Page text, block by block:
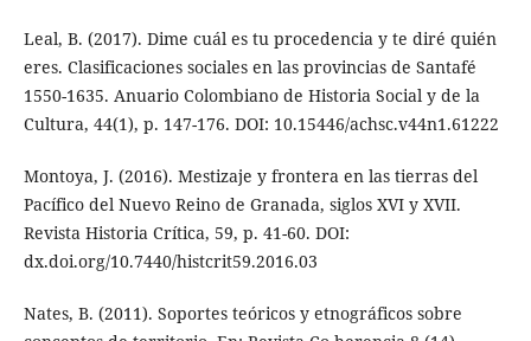
Leal, B. (2017). Dime cuál es tu procedencia y te diré quién
eres. Clasificaciones sociales en las provincias de Santafé
1550-1635. Anuario Colombiano de Historia Social y de la
Cultura, 44(1), p. 147-176. DOI: 10.15446/achsc.v44n1.61222
Montoya, J. (2016). Mestizaje y frontera en las tierras del
Pacífico del Nuevo Reino de Granada, siglos XVI y XVII.
Revista Historia Crítica, 59, p. 41-60. DOI:
dx.doi.org/10.7440/histcrit59.2016.03
Nates, B. (2011). Soportes teóricos y etnográficos sobre